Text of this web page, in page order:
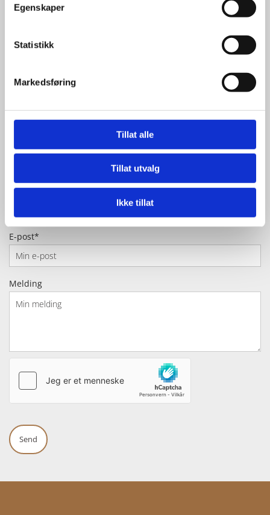
Egenskaper
Statistikk
Markedsføring
Tillat alle
Tillat utvalg
Ikke tillat
Telefon*
E-post*
Melding